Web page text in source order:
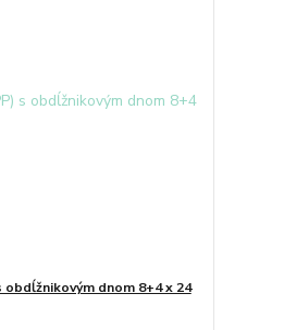
obdĺžnikovým dnom 8+4 x 24